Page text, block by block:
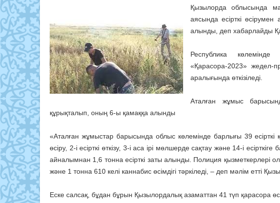
Қызылорда облысында
аясында есірткі
алынды, деп хабарлайды
Республика
«Қарасора-2023» жедел-
аралығында өткізіледі.
Аталған жұмыс
құрықталып, оның 6-ы қамаққа алынды
«Аталған жұмыстар барысында облыс көлемінде барлығы 39 есірткі
өсіру, 2-і есірткі өткізу, 3-і аса ірі мөлшерде сақтау және 14-і
айналымнан 1,6 тонна есірткі заты алынды. Полиция қызметкерлері
және 1 тонна 610 келі каннабис өсімдігі тәркіледі, – деп мәлім етті
Еске салсақ, бұдан бұрын Қызылордалық азаматтан 41 түп қарасора